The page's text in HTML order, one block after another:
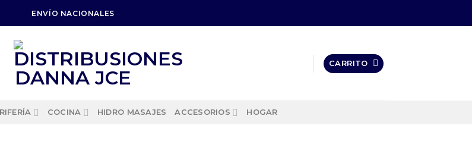
ENVÍO NACIONALES
CARRITO
COCINA HIDRO MASAJES ACCESORIOS HOGAR